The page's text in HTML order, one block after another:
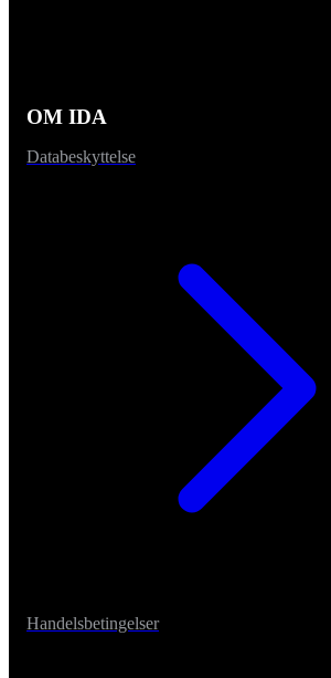
OM IDA
Databeskyttelse
Handelsbetingelser